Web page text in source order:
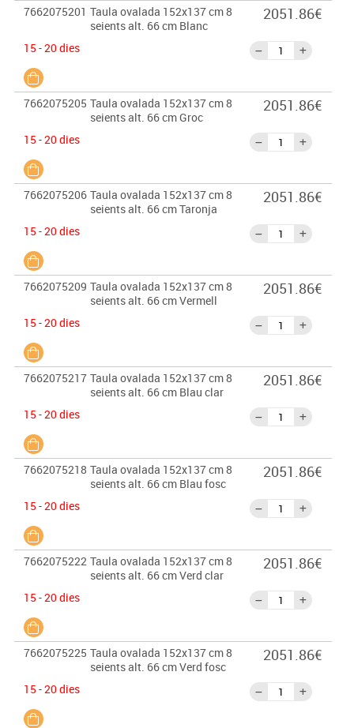
7662075201 Taula ovalada 152x137 cm 8
seients alt. 66 cm Blanc
15 - 20 dies
2051.86€
7662075205 Taula ovalada 152x137 cm 8
seients alt. 66 cm Groc
15 - 20 dies
2051.86€
7662075206 Taula ovalada 152x137 cm 8
seients alt. 66 cm Taronja
15 - 20 dies
2051.86€
7662075209 Taula ovalada 152x137 cm 8
seients alt. 66 cm Vermell
15 - 20 dies
2051.86€
7662075217 Taula ovalada 152x137 cm 8
seients alt. 66 cm Blau clar
15 - 20 dies
2051.86€
7662075218 Taula ovalada 152x137 cm 8
seients alt. 66 cm Blau fosc
15 - 20 dies
2051.86€
7662075222 Taula ovalada 152x137 cm 8
seients alt. 66 cm Verd clar
15 - 20 dies
2051.86€
7662075225 Taula ovalada 152x137 cm 8
seients alt. 66 cm Verd fosc
15 - 20 dies
2051.86€